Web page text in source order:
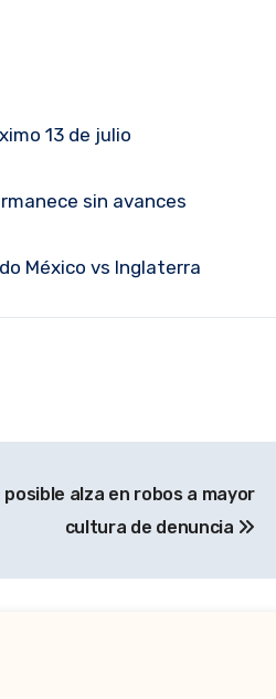
13 de julio
sin avances
México vs Inglaterra
alza en robos a mayor
cultura de denuncia